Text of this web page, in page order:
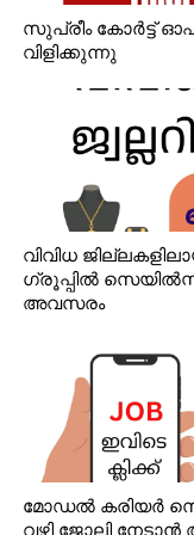
സുപ്രീം കോർട്ട്
വിളിക്കുന്നു
വിവിധ
ഗ്രൂപ്പിൽ
അവസരം
മോഡൽ കരിയർ
വഴി ജോലി